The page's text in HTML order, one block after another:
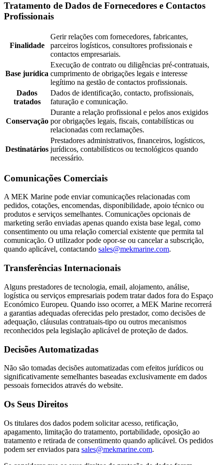
Tratamento de Dados de Fornecedores e Contactos
Profissionais
Finalidade
Gerir relações com fornecedores, fabricantes,
parceiros logísticos, consultores profissionais e
contactos empresariais.
Base jurídica
Execução de contrato ou diligências pré-contratuais,
cumprimento de obrigações legais e interesse
legítimo na gestão de contactos profissionais.
Dados
tratados
Dados de identificação, contacto, profissionais,
faturação e comunicação.
Conservação
Durante a relação profissional e pelos anos exigidos
por obrigações legais, fiscais, contabilísticas ou
relacionadas com reclamações.
Destinatários
Prestadores administrativos, financeiros, logísticos,
jurídicos, contabilísticos ou tecnológicos quando
necessário.
Comunicações Comerciais
A MEK Marine pode enviar comunicações relacionadas com
pedidos, cotações, encomendas, disponibilidade, apoio técnico ou
produtos e serviços semelhantes. Comunicações opcionais de
marketing serão enviadas apenas quando exista base legal, como
consentimento ou uma relação comercial existente que permita tal
comunicação. O utilizador pode opor-se ou cancelar a subscrição,
quando aplicável, contactando sales@mekmarine.com.
Transferências Internacionais
Alguns prestadores de tecnologia, email, alojamento, análise,
logística ou serviços empresariais podem tratar dados fora do Espaço
Económico Europeu. Quando isso ocorrer, a MEK Marine recorrerá
a garantias adequadas oferecidas pelo prestador, como decisões de
adequação, cláusulas contratuais-tipo ou outros mecanismos
reconhecidos pela legislação aplicável de proteção de dados.
Decisões Automatizadas
Não são tomadas decisões automatizadas com efeitos jurídicos ou
significativamente semelhantes baseadas exclusivamente em dados
pessoais fornecidos através do website.
Os Seus Direitos
Os titulares dos dados podem solicitar acesso, retificação,
apagamento, limitação do tratamento, portabilidade, oposição ao
tratamento e retirada de consentimento quando aplicável. Os pedidos
podem ser enviados para sales@mekmarine.com.